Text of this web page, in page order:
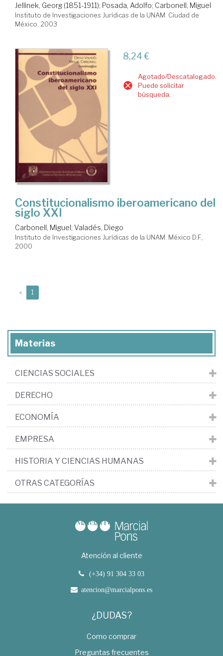
Jellinek, Georg (1851-1911); Posada, Adolfo; Carbonell, Miguel
Instituto de Investigaciones Jurídicas de la UNAM. Ciudad de
México, 2003
8,24 €
Agotado/Descatalogado.
Puede solicitar
búsqueda.
Constitucionalismo iberoamericano del
siglo XXI
Carbonell, Miguel; Valadés, Diego
Instituto de Investigaciones Jurídicas de la UNAM. México D.F.,
2000
« 1
Materias
CIENCIAS SOCIALES
DERECHO
ECONOMÍA
EMPRESA
HISTORIA Y CIENCIAS HUMANAS
OTRAS CATEGORÍAS
Atención al cliente
(+34) 91 304 33 03
atencion@marcialpons.es
¿DUDAS?
Como comprar
Preguntas frecuentes